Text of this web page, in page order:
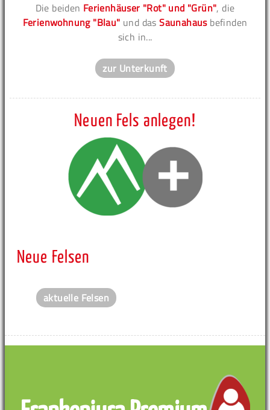
Die beiden Ferienhäuser "Rot" und "Grün", die
Ferienwohnung "Blau" und dasSaunahausbefinden
sich in...
zur Unterkunft
Neuen Fels anlegen!
Neue Felsen
aktuelle Felsen